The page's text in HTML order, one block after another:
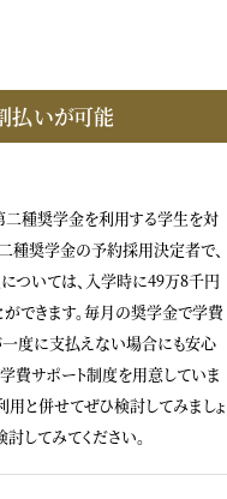
払いが可能
二種奨学金を利用する学生を対
種奨学金の予約採用決定者で、
ついては、入学時に49万8千円
できます。毎月の奨学金で学費
一度に支払えない場合にも安心
費サポート制度を用意していま
と併せてぜひ検討してみましょ
してみてください。